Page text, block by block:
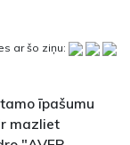
ar šo ziņu:
īpašumu
mazliet